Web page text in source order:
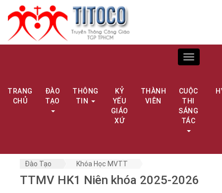
Toggle
navigation
TRANG
CHỦ
ĐÀO
TẠO
THÔNG
TIN
KỶ
YẾU
GIÁO
XỨ
THÀNH
VIÊN
CUỘC
THI
SÁNG
TÁC
Đào Tạo Khóa Học MVTT
TTMV HK1 Niên khóa 2025-2026